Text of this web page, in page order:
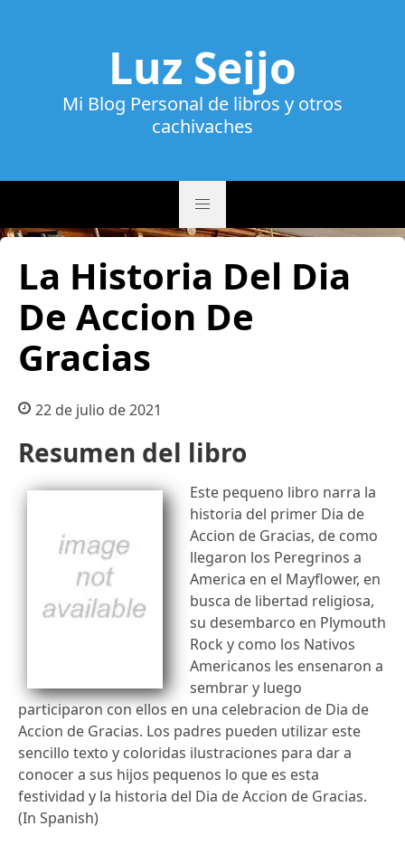
Luz Seijo
Mi Blog Personal de libros y otros
cachivaches
La Historia Del Dia
De Accion De
Gracias
22 de julio de 2021
Resumen del libro
Este pequeno libro narra la
historia del primer Dia de
Accion de Gracias, de como
llegaron los Peregrinos a
America en el Mayflower, en
busca de libertad religiosa,
su desembarco en Plymouth
Rock y como los Nativos
Americanos les ensenaron a
sembrar y luego
participaron con ellos en una celebracion de Dia de
Accion de Gracias. Los padres pueden utilizar este
sencillo texto y coloridas ilustraciones para dar a
conocer a sus hijos pequenos lo que es esta
festividad y la historia del Dia de Accion de Gracias.
(In Spanish)